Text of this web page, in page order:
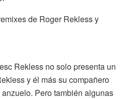
de Roger Rekless y
Rekless no solo presenta un
y él más su compañero
Pero también algunas